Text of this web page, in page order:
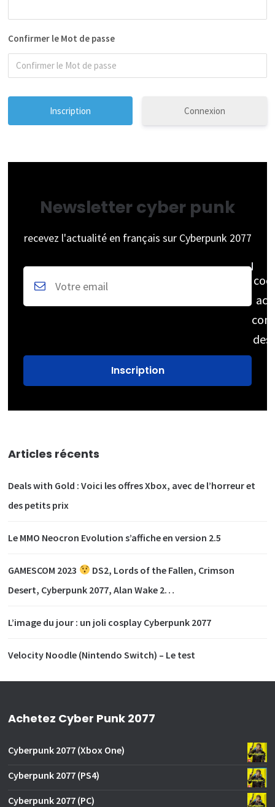
Confirmer le Mot de passe
Connexion
Newsletter cyber punk
recevez l'actualité en français sur Cyberpunk 2077
des
Articles récents
Deals with Gold : Voici les offres Xbox, avec de l’horreur et
des petits prix
Le MMO Neocron Evolution s’affiche en version 2.5
GAMESCOM 2023
DS2, Lords of the Fallen, Crimson
Desert, Cyberpunk 2077, Alan Wake 2…
L’image du jour : un joli cosplay Cyberpunk 2077
Velocity Noodle (Nintendo Switch) – Le test
Achetez Cyber Punk 2077
Cyberpunk 2077 (Xbox One)
Cyberpunk 2077 (PS4)
Cyberpunk 2077 (PC)